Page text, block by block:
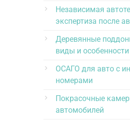
Независимая
экспертиза после
Деревянные
виды и
ОСАГО для авто с
номерами
Покрасочные
автомобилей